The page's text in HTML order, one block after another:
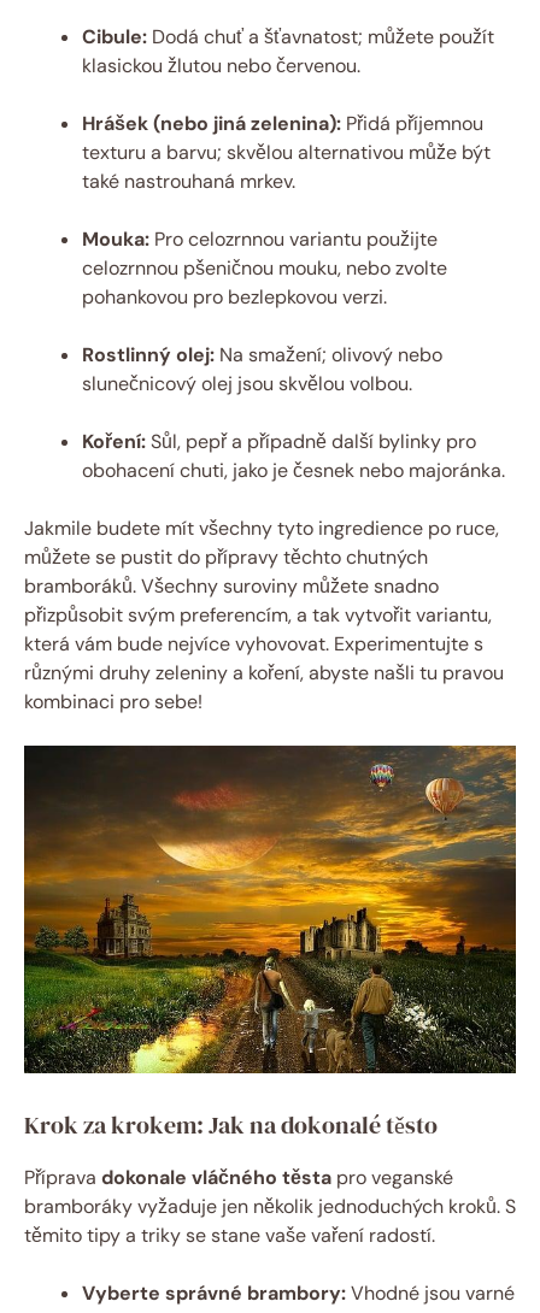
Cibule: Dodá chuť a šťavnatost; můžete použít
klasickou žlutou nebo červenou.
Hrášek (nebo jiná zelenina): Přidá příjemnou
texturu a barvu; skvělou alternativou může být
také nastrouhaná mrkev.
Mouka: Pro celozrnnou variantu použijte
celozrnnou pšeničnou mouku, nebo zvolte
pohankovou pro bezlepkovou verzi.
Rostlinný olej: Na smažení; olivový nebo
slunečnicový olej jsou skvělou volbou.
Koření:Sůl, pepř a případně další bylinky pro
obohacení chuti, jako je česnek nebo majoránka.
Jakmile budete mít všechny tyto ingredience po ruce,
můžete se pustit do přípravy těchto chutných
bramboráků. Všechny suroviny můžete snadno
přizpůsobit svým preferencím, a tak vytvořit variantu,
která vám bude nejvíce vyhovovat. Experimentujte s
různými druhy zeleniny a koření, abyste našli tu pravou
kombinaci pro sebe!
Krok za krokem: Jak na dokonalé těsto
Příprava dokonale vláčného těsta pro veganské
bramboráky vyžaduje jen několik jednoduchých kroků. S
těmito tipy a triky se stane vaše vaření radostí.
Vyberte správné brambory:Vhodné jsou varné